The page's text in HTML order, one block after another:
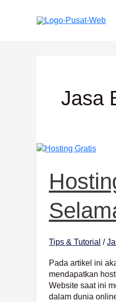
Jasa
Tips & Tutorial /
Pada artikel ini
mendapatkan
Website saat ini
dalam dunia
Hosting